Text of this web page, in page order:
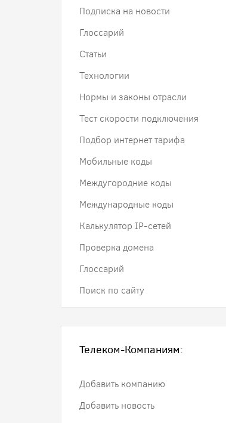
Подписка на новости
Глоссарий
Статьи
Технологии
Нормы и законы отрасли
Тест скорости подключения
Подбор интернет тарифа
Мобильные коды
Междугородние коды
Международные коды
Калькулятор IP-сетей
Проверка домена
Глоссарий
Поиск по сайту
Телеком-Компаниям:
Добавить компанию
Добавить новость